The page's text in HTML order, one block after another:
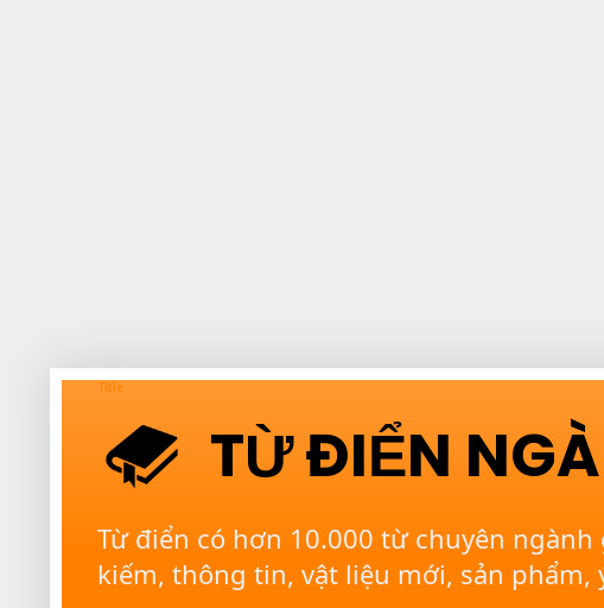
Title
TỪ ĐIỂN
Từ điển có hơn 10.000 từ chuyên
kiếm, thông tin, vật liệu mới, sản